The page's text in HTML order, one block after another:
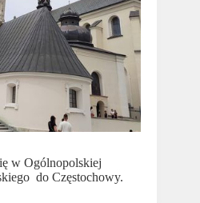
w Ogólnopolskiej
do Częstochowy.